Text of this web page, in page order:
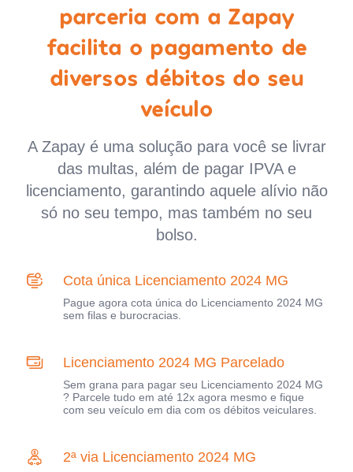
parceria com a Zapay
facilita o pagamento de
diversos débitos do seu
veículo
A Zapay é uma solução para você se livrar
das multas, além de pagar IPVA e
licenciamento, garantindo aquele alívio não
só no seu tempo, mas também no seu
bolso.
Cota única Licenciamento 2024 MG
Pague agora cota única do Licenciamento 2024 MG
sem filas e burocracias.
Licenciamento 2024 MG Parcelado
Sem grana para pagar seu Licenciamento 2024 MG
? Parcele tudo em até 12x agora mesmo e fique
com seu veículo em dia com os débitos veiculares.
2ª via Licenciamento 2024 MG